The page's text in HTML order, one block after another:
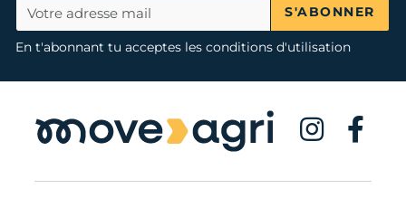
S'ABONNER
En t'abonnant tu acceptes les conditions d'utilisation